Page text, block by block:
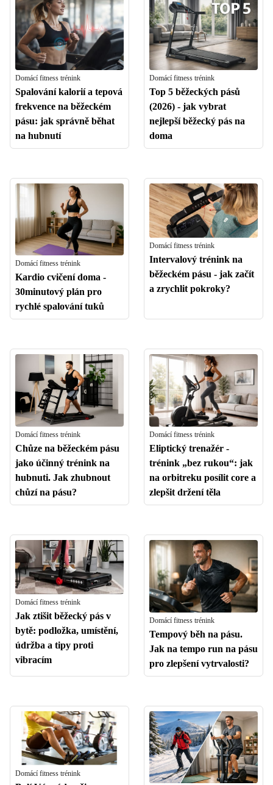
Domácí fitness trénink
Spalování kalorií a tepová
frekvence na běžeckém
pásu: jak správně běhat
na hubnutí
Domácí fitness trénink
Top 5 běžeckých pásů
(2026) - jak vybrat
nejlepší běžecký pás na
doma
Domácí fitness trénink
Kardio cvičení doma -
30minutový plán pro
rychlé spalování tuků
Domácí fitness trénink
Intervalový trénink na
běžeckém pásu - jak začít
a zrychlit pokroky?
Domácí fitness trénink
Chůze na běžeckém pásu
jako účinný trénink na
hubnuti. Jak zhubnout
chůzí na pásu?
Domácí fitness trénink
Eliptický trenažér -
trénink „bez rukou“: jak
na orbitreku posílit core a
zlepšit držení těla
Domácí fitness trénink
Jak ztišit běžecký pás v
bytě: podložka, umístění,
údržba a tipy proti
vibracím
Domácí fitness trénink
Tempový běh na pásu.
Jak na tempo run na pásu
pro zlepšení vytrvalosti?
Domácí fitness trénink